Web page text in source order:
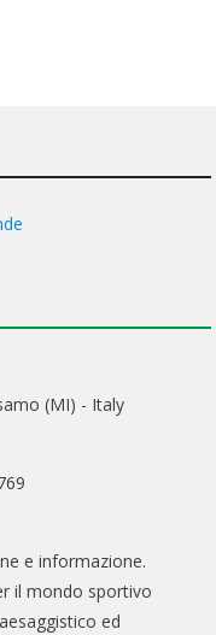
(MI) - Italy
e informazione.
il mondo sportivo
ed